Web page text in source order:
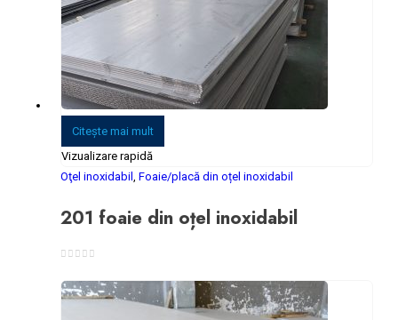
Citeşte mai mult
Vizualizare rapidă
Oţel inoxidabil , Foaie/placă din oțel inoxidabil
201 foaie din oțel inoxidabil